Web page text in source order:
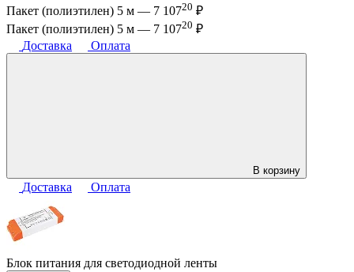
Пакет (полиэтилен) 5 м — 7 10720 ₽
Пакет (полиэтилен) 5 м — 7 10720 ₽
Доставка
Оплата
В корзину
Доставка Оплата
Блок питания для светодиодной ленты